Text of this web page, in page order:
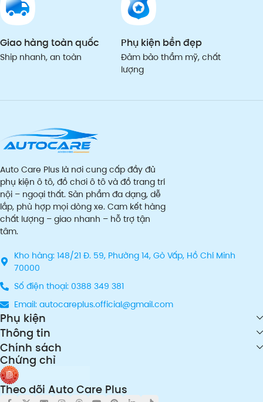
Giao hàng toàn quốc
Ship nhanh, an toàn
Phụ kiện bền đẹp
Đảm bảo thẩm mỹ, chất
lượng
Auto Care Plus là nơi cung cấp đầy đủ
phụ kiện ô tô, đồ chơi ô tô và đồ trang trí
nội – ngoại thất. Sản phẩm đa dạng, dễ
lắp, phù hợp mọi dòng xe. Cam kết hàng
chất lượng – giao nhanh – hỗ trợ tận
tâm.
Kho hàng: 148/21 Đ. 59, Phường 14, Gò Vấp, Hồ Chí Minh
70000
Số điện thoại: 0388 349 381
Email: autocareplus.official@gmail.com
Phụ kiện
Thông tin
Chính sách
Chứng chỉ
Theo dõi Auto Care Plus